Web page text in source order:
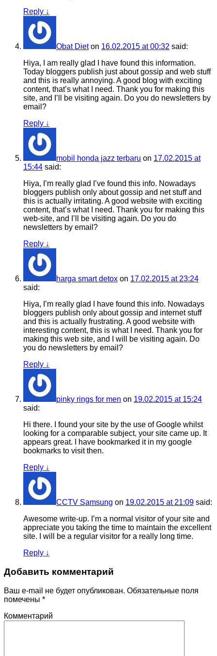
Reply ↓
Obat Dieton 16.02.2015 at 00:32 said:
Hiya, I am really glad I have found this information.
Today bloggers publish just about gossip and web stuff
and this is really annoying. A good blog with exciting
content, that’s what I need. Thank you for making this
site, and I’ll be visiting again. Do you do newsletters by
email?
Reply ↓
mobil honda jazz terbaru on 17.02.2015 at
15:44 said:
Hiya, I’m really glad I’ve found this info. Nowadays
bloggers publish only about gossip and net stuff and
this is actually irritating. A good website with exciting
content, that’s what I need. Thank you for making this
web-site, and I’ll be visiting again. Do you do
newsletters by email?
Reply ↓
harga smart detox on 17.02.2015 at 23:24
said:
Hiya, I’m really glad I have found this info. Nowadays
bloggers publish only about gossip and internet stuff
and this is actually frustrating. A good website with
interesting content, this is what I need. Thank you for
making this web site, and I will be visiting again. Do
you do newsletters by email?
Reply ↓
pinky rings for men on 19.02.2015 at 15:24
said:
Hi there. I found your site by the use of Google whilst
looking for a comparable subject, your site came up. It
appears great. I have bookmarked it in my google
bookmarks to visit then.
Reply ↓
CCTV Samsung on 19.02.2015 at 21:09 said:
Awesome write-up. I’m a normal visitor of your site and
appreciate you taking the time to maintain the excellent
site. I will be a regular visitor for a really long time.
Reply ↓
Добавить комментарий
Ваш e-mail не будет опубликован. Обязательные поля
помечены *
Комментарий